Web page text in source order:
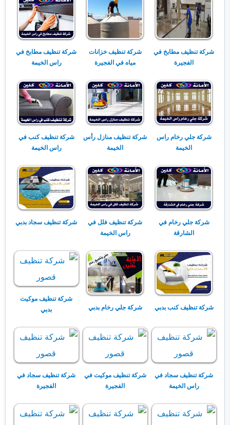
شركة تنظيف مطابخ في
الفجيرة
شركة تنظيف خزانات
مياه في الفجيرة
شركة تنظيف مطابخ في
راس الخيمة
شركة جلي رخام راس
الخيمة
شركة تنظيف منازل رأس
الخيمة
شركة تنظيف كنب في
راس الخيمة
شركة جلي رخام في
الشارقة
شركة تنظيف فلل في
راس الخيمة
شركة تنظيف سجاد بدبي
شركة تنظيف كنب بدبي شركة جلي رخام بدبي
شركة تنظيف موكيت
بدبي
شركة تنظيف سجاد في
راس الخيمة
شركة تنظيف موكيت في
الفجيرة
شركة تنظيف سجاد في
الفجيرة